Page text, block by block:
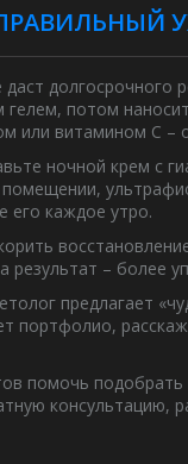
даст
потом
или витамином С –
ночной крем с
его каждое утро.
результат – более
предлагает
портфолио,
помочь
консультацию,